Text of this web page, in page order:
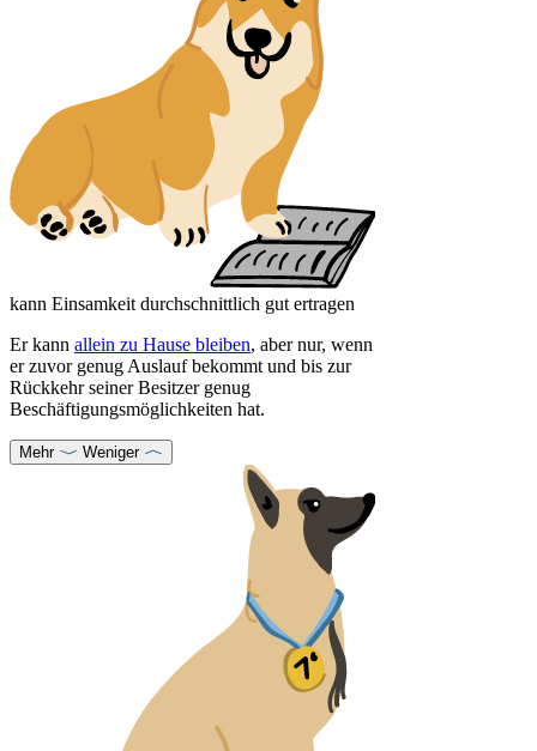
kann Einsamkeit durchschnittlich gut ertragen
Er kann allein zu Hause bleiben, aber nur, wenn
er zuvor genug Auslauf bekommt und bis zur
Rückkehr seiner Besitzer genug
Beschäftigungsmöglichkeiten hat.
Mehr Weniger